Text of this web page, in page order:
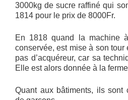
3000kg de sucre raffiné qui
1814 pour le prix de 8000Fr.
En 1818 quand la machine
conservée, est mise à son
pas d’acquéreur, car sa
Elle est alors donnée à la
Quant aux bâtiments, ils sont